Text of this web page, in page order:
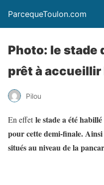
ParcequeToulon.com
Photo: le stade
prêt à accueillir
Pilou
En effetle stade a été
pour cette demi-finale.
situés au niveau de la